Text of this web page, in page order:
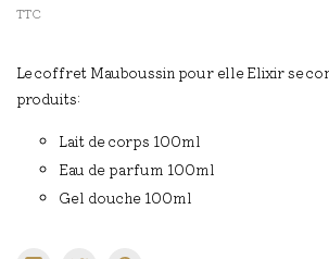
TTC
Le coffret Mauboussin pour elle Elixir se
produits:
Lait de corps 100ml
Eau de parfum 100ml
Gel douche 100ml